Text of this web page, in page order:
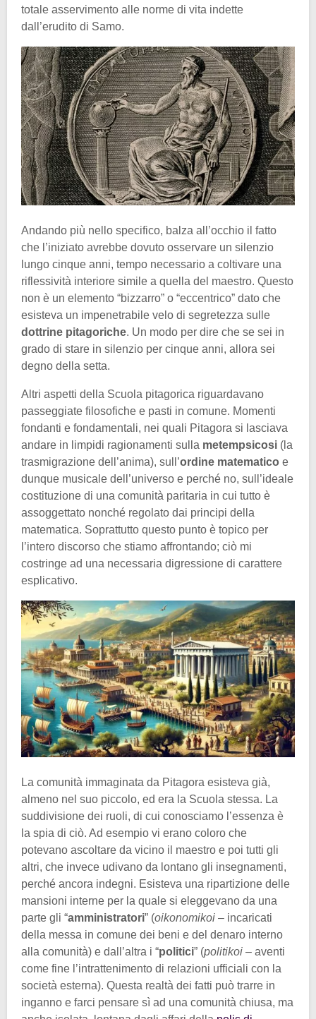
totale asservimento alle norme di vita indette
dall’erudito di Samo.
Andando più nello specifico, balza all’occhio il fatto
che l’iniziato avrebbe dovuto osservare un silenzio
lungo cinque anni, tempo necessario a coltivare una
riflessività interiore simile a quella del maestro. Questo
non è un elemento “bizzarro” o “eccentrico” dato che
esisteva un impenetrabile velo di segretezza sulle
dottrine pitagoriche. Un modo per dire che se sei in
grado di stare in silenzio per cinque anni, allora sei
degno della setta.
Altri aspetti della Scuola pitagorica riguardavano
passeggiate filosofiche e pasti in comune. Momenti
fondanti e fondamentali, nei quali Pitagora si lasciava
andare in limpidi ragionamenti sulla metempsicosi (la
trasmigrazione dell’anima), sull’ordine matematico e
dunque musicale dell’universo e perché no, sull’ideale
costituzione di una comunità paritaria in cui tutto è
assoggettato nonché regolato dai principi della
matematica. Soprattutto questo punto è topico per
l’intero discorso che stiamo affrontando; ciò mi
costringe ad una necessaria digressione di carattere
esplicativo.
La comunità immaginata da Pitagora esisteva già,
almeno nel suo piccolo, ed era la Scuola stessa. La
suddivisione dei ruoli, di cui conosciamo l’essenza è
la spia di ciò. Ad esempio vi erano coloro che
potevano ascoltare da vicino il maestro e poi tutti gli
altri, che invece udivano da lontano gli insegnamenti,
perché ancora indegni. Esisteva una ripartizione delle
mansioni interne per la quale si eleggevano da una
parte gli “amministratori” (oikonomikoi – incaricati
della messa in comune dei beni e del denaro interno
alla comunità) e dall’altra i “politici” (politikoi – aventi
come fine l’intrattenimento di relazioni ufficiali con la
società esterna). Questa realtà dei fatti può trarre in
inganno e farci pensare sì ad una comunità chiusa, ma